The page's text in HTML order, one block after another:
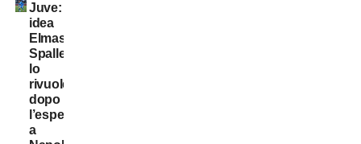
Juve:
idea
Elmas.
Spalletti
lo
rivuole
dopo
l’esperienza
a